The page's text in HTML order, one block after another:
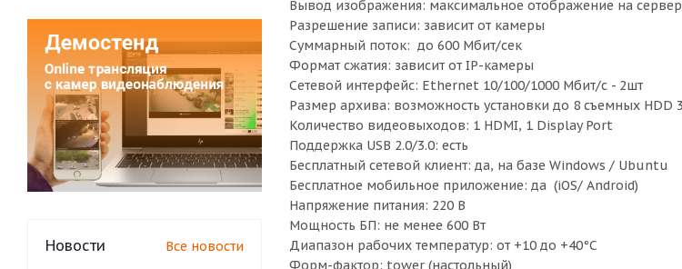
Вывод изображения: максимальное отображение на
Разрешение записи: зависит от камеры
Суммарный поток: до 600 Мбит/сек
Формат сжатия: зависит от IP-камеры
Сетевой интерфейс: Ethernet 10/100/1000 Мбит/с - 2шт
Размер архива: возможность установки до 8 съемных
Количество видеовыходов: 1 HDMI, 1 Display Port
Поддержка USB 2.0/3.0: есть
Бесплатный сетевой клиент: да, на базе Windows / Ubuntu
Бесплатное мобильное приложение: да (iOS/ Android)
Напряжение питания: 220 В
Мощность БП: не менее 600 Вт
Диапазон рабочих температур: от +10 до +40°C
Форм-фактор: tower (настольный)
Новости Все новости